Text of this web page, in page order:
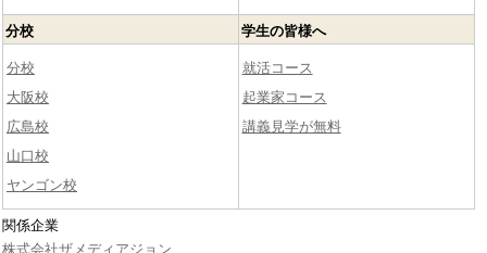
分校
分校
大阪校
広島校
山口校
ヤンゴン校
学生の皆様へ
就活コース
起業家コース
講義見学が無料
関係企業
株式会社ザメディアジョン